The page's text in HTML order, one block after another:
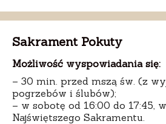
Sakrament Pokuty
Możliwość wyspowiadania się:
– 30 min. przed mszą św. (z
pogrzebów i ślubów);
– w sobotę od 16:00 do 17:45,
Najświętszego Sakramentu.